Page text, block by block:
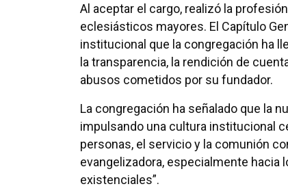
Al aceptar el cargo, realizó la
eclesiásticos mayores. El Capítulo
institucional que la congregación ha
la transparencia, la rendición de
abusos cometidos por su fundador.
La congregación ha señalado que la
impulsando una cultura institucional
personas, el servicio y la comunión
evangelizadora, especialmente hacia
existenciales”.